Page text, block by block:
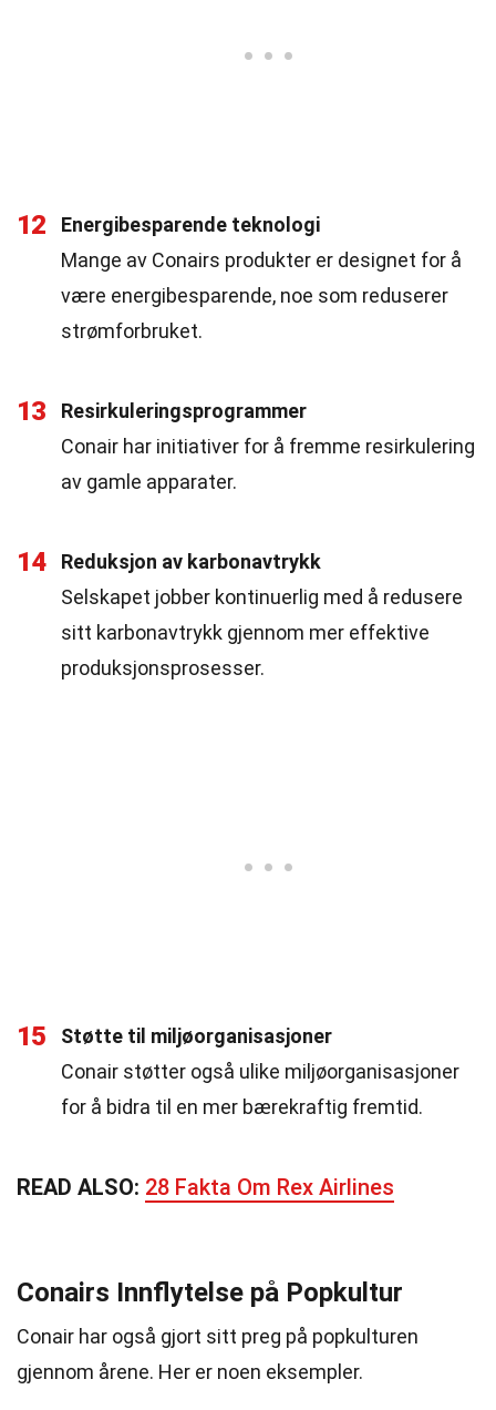
12
Energibesparende teknologi
Mange av Conairs produkter er designet for å
være energibesparende, noe som reduserer
strømforbruket.
13
Resirkuleringsprogrammer
Conair har initiativer for å fremme resirkulering
av gamle apparater.
14
Reduksjon av karbonavtrykk
Selskapet jobber kontinuerlig med å redusere
sitt karbonavtrykk gjennom mer effektive
produksjonsprosesser.
15
Støtte til miljøorganisasjoner
Conair støtter også ulike miljøorganisasjoner
for å bidra til en mer bærekraftig fremtid.
READ ALSO: 28 Fakta Om Rex Airlines
Conairs Innflytelse på Popkultur
Conair har også gjort sitt preg på popkulturen
gjennom årene. Her er noen eksempler.